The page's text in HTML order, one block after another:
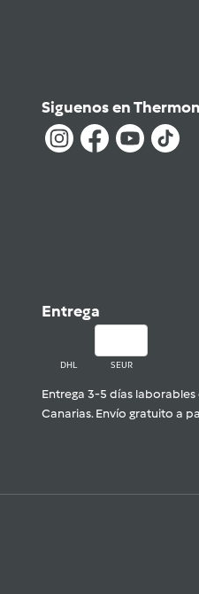
Siguenos en
Entrega
DHL SEUR
Entrega 3-5 días laborables
Canarias. Envío gratuito a